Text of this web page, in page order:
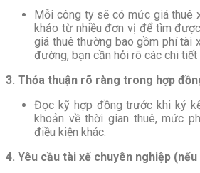
Mỗi công ty sẽ có mức giá thuê
khảo từ nhiều đơn vị để tìm
giá thuê thường bao gồm phí tài
đường, bạn cần hỏi rõ các chi tiết
3. Thỏa thuận rõ ràng trong hợp
Đọc kỹ hợp đồng trước khi ký
khoản về thời gian thuê, mức
điều kiện khác.
4. Yêu cầu tài xế chuyên nghiệp